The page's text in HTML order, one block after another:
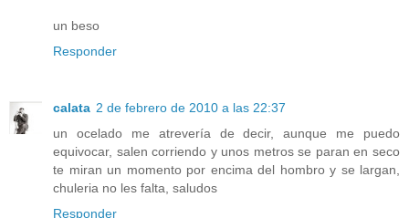
un beso
Responder
calata 2 de febrero de 2010 a las 22:37
un ocelado me atrevería de decir, aunque me puedo
equivocar, salen corriendo y unos metros se paran en seco
te miran un momento por encima del hombro y se largan,
chuleria no les falta, saludos
Responder